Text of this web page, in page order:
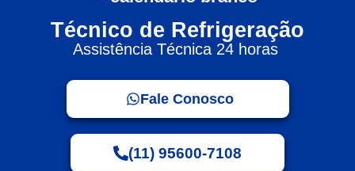
Técnico de Refrigeração
Assistência Técnica 24 horas
Fale Conosco
(11) 95600-7108